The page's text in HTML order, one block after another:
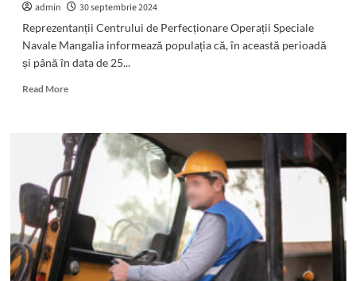
admin
30 septembrie 2024
Reprezentanții Centrului de Perfecționare Operații Speciale
Navale Mangalia informează populația că, în această perioadă
și până în data de 25...
Read MoreRead
Reîncep
exercițiile
militare
pe
mare
la
Mangalia
Limanu